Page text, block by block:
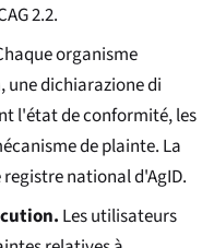
2.2.
organisme
unedichiarazione di
l'état de conformité, les
de plainte. La
national d'AgID.
Les utilisateurs